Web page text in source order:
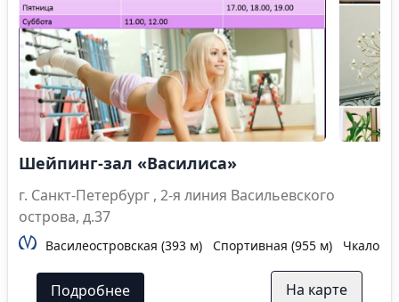
Шейпинг-зал «Василиса»
г. Санкт-Петербург , 2-я линия Васильевского
острова, д.37
Василеостровская (393 м) Спортивная (955 м)
Подробнее На карте